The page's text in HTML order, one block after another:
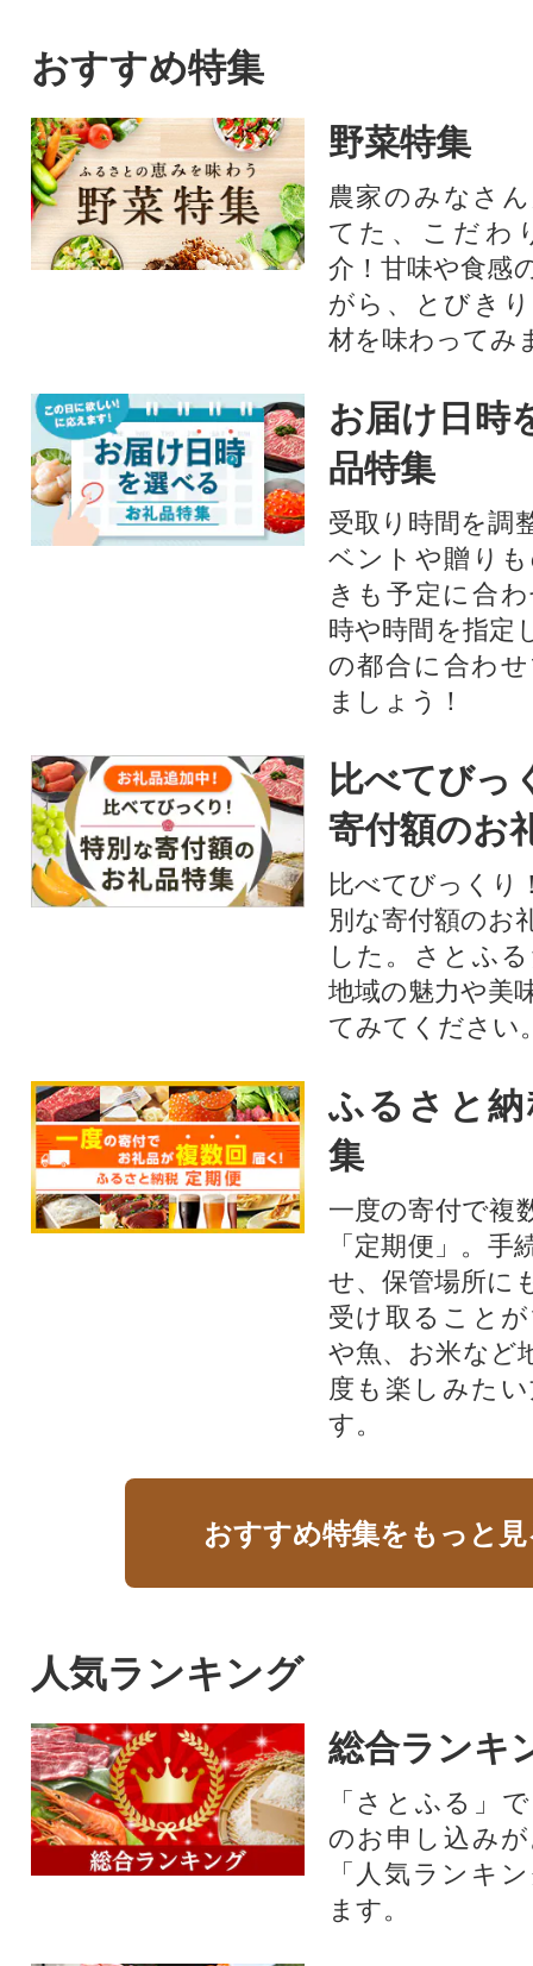
ッと唐揚げも美味しく召し上
がれます。※解凍は冷蔵庫内
で半日ほど半解凍してくださ
い。※お急ぎの場合は流水解
凍も可能です。解凍しすぎな
いようお気をつけ下さい。※
甘えびの抱卵保証はありませ
ん。※解凍後は賞味期限に関
おすすめ特集
野菜特集
農家のみなさ
てた、こだわ
介！甘味や食感
がら、とびき
材を味わってみ
お届け日時
品特集
受取り時間を調
ベントや贈り
きも予定に合
時や時間を指定
の都合に合わ
ましょう！
比べてびっ
寄付額のお
比べてびっくり
別な寄付額のお
した。さとふ
地域の魅力や美
てみてください
ふるさと
集
一度の寄付で複
「定期便」。
せ、保管場所に
受け取ること
や魚、お米など
度も楽しみた
す。
おすすめ特集をもっと
人気ランキング
総合ランキ
「さとふる」
のお申し込み
「人気ランキ
ます。